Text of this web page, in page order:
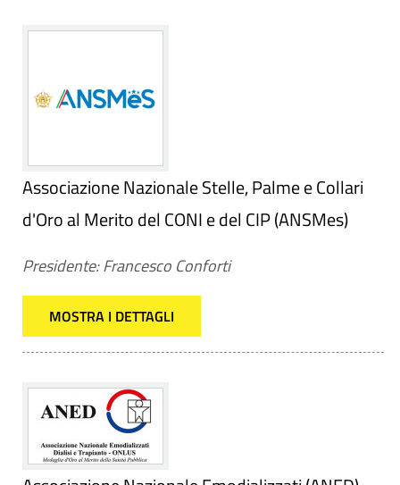
Associazione Nazionale Stelle, Palme e Collari
d'Oro al Merito del CONI e del CIP (ANSMes)
Presidente: Francesco Conforti
MOSTRA I DETTAGLI